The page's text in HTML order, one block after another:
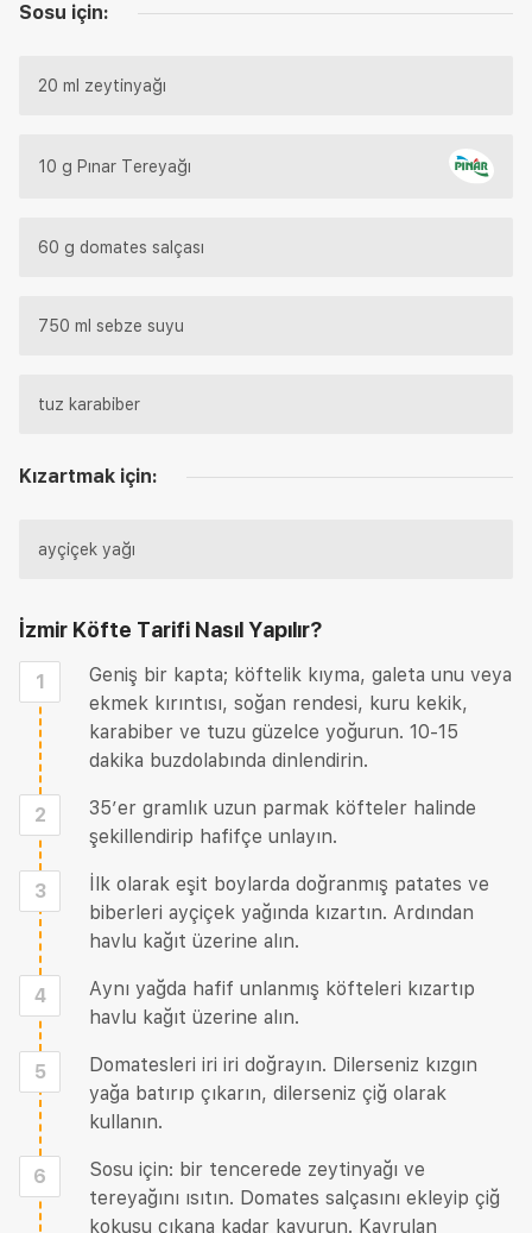
Sosu için:
20 ml zeytinyağı
10 g Pınar Tereyağı
60 g domates salçası
750 ml sebze suyu
tuz karabiber
Kızartmak için:
ayçiçek yağı
İzmir Köfte Tarifi Nasıl Yapılır?
1
Geniş bir kapta; köftelik kıyma, galeta unu veya
ekmek kırıntısı, soğan rendesi, kuru kekik,
karabiber ve tuzu güzelce yoğurun. 10-15
dakika buzdolabında dinlendirin.
2
35’er gramlık uzun parmak köfteler halinde
şekillendirip hafifçe unlayın.
3
İlk olarak eşit boylarda doğranmış patates ve
biberleri ayçiçek yağında kızartın. Ardından
havlu kağıt üzerine alın.
4
Aynı yağda hafif unlanmış köfteleri kızartıp
havlu kağıt üzerine alın.
5
Domatesleri iri iri doğrayın. Dilerseniz kızgın
yağa batırıp çıkarın, dilerseniz çiğ olarak
kullanın.
6
Sosu için: bir tencerede zeytinyağı ve
tereyağını ısıtın. Domates salçasını ekleyip çiğ
kokusu çıkana kadar kavurun. Kavrulan